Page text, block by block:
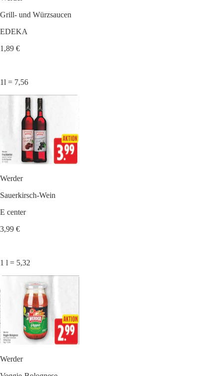
Grill- und Würzsaucen
EDEKA
1,89 €
1l = 7,56
Werder
Sauerkirsch-Wein
E center
3,99 €
1 l = 5,32
Werder